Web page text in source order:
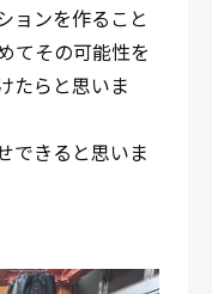
ョンを作ること
てその可能性を
たらと思いま
できると思いま